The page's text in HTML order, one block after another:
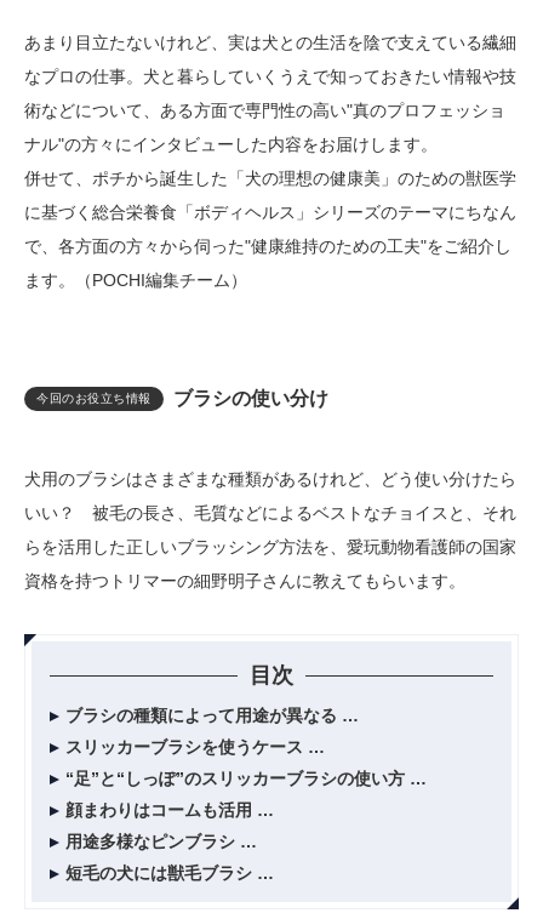
あまり目立たないけれど、実は犬との生活を陰で支えている繊細
なプロの仕事。犬と暮らしていくうえで知っておきたい情報や技
術などについて、ある方面で専門性の高い"真のプロフェッショ
ナル"の方々にインタビューした内容をお届けします。
併せて、ポチから誕生した「犬の理想の健康美」のための獣医学
に基づく総合栄養食「ボディヘルス」シリーズのテーマにちなん
で、各方面の方々から伺った"健康維持のための工夫"をご紹介し
ます。（POCHI編集チーム）
今回のお役立ち情報 ブラシの使い分け
犬用のブラシはさまざまな種類があるけれど、どう使い分けたら
いい？ 被毛の長さ、毛質などによるベストなチョイスと、それ
らを活用した正しいブラッシング方法を、愛玩動物看護師の国家
資格を持つトリマーの細野明子さんに教えてもらいます。
目次
ブラシの種類によって用途が異なる
スリッカーブラシを使うケース
“足”と“しっぽ”のスリッカーブラシの使い方
顔まわりはコームも活用
用途多様なピンブラシ
短毛の犬には獣毛ブラシ